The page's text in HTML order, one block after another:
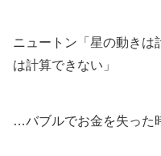
ニュートン「星の動きは
は計算できない」
…バブルでお金を失った